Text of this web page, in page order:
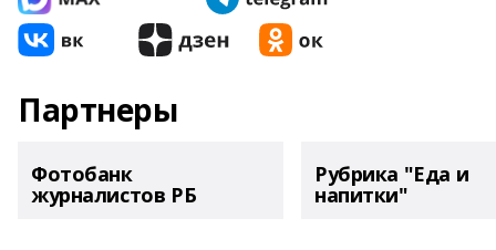
Партнеры
Фотобанк
журналистов РБ
Рубрика "Еда и
напитки"